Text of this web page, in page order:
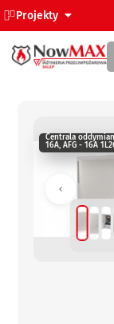
Projekty
Centrala
16A, AFG - 16A